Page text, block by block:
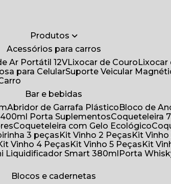
Produtos
Acessórios para carros
Ar Portátil 12V Lixocar de Couro
para Celular Suporte Veicular
Bar e bebidas
Abridor de Garrafa Plástico
Bloco de
400ml Porta Suplementos
Coqueteleira com Gelo Ecológico
3 peças Kit Vinho 2 Peças Kit
Kit Vinho 4 Peças Kit Vinho 5 Peças Kit
Liquidificador Smart 380ml Porta
Blocos e cadernetas